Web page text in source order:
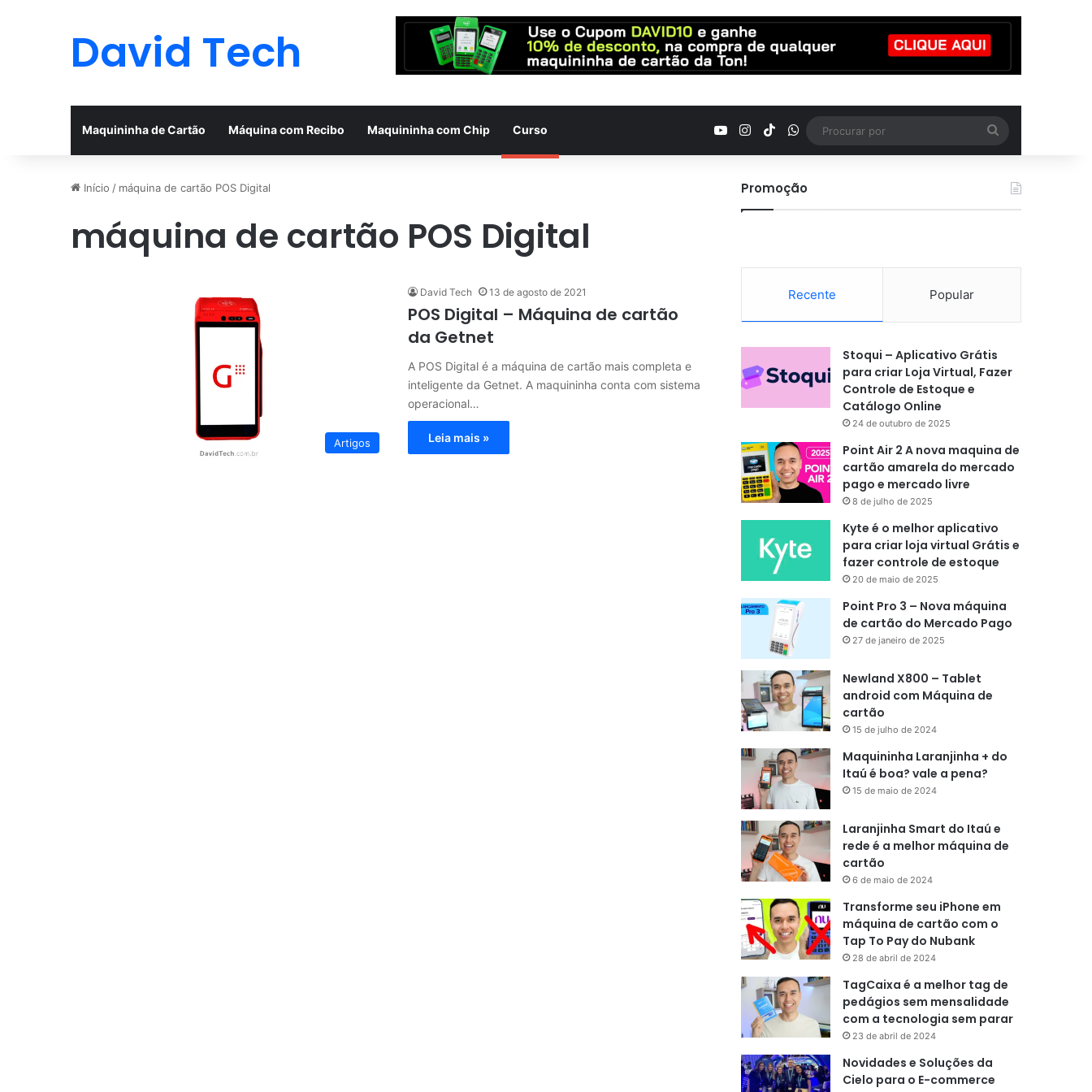
David Tech
Maquininha de Cartão Máquina com Recibo Maquininha com Chip Curso YouTubeInstagram
TikTokWhatsApp
por
Início / máquina de cartão POS Digital
máquina de cartão POS Digital
Artigos
David Tech 13 de agosto de 2021
POS Digital – Máquina de cartão
da Getnet
A POS Digital é a máquina de cartão mais completa e
inteligente da Getnet. A maquininha conta com sistema
operacional…
Leia mais »
Promoção
Recente Popular
Stoqui – Aplicativo Grátis
para criar Loja Virtual, Fazer
Controle de Estoque e
Catálogo Online
24 de outubro de 2025
Point Air 2 A nova maquina de
cartão amarela do mercado
pago e mercado livre
8 de julho de 2025
Kyte é o melhor aplicativo
para criar loja virtual Grátis e
fazer controle de estoque
20 de maio de 2025
Point Pro 3 – Nova máquina
de cartão do Mercado Pago
27 de janeiro de 2025
Newland X800 – Tablet
android com Máquina de
cartão
15 de julho de 2024
Maquininha Laranjinha + do
Itaú é boa? vale a pena?
15 de maio de 2024
Laranjinha Smart do Itaú e
rede é a melhor máquina de
cartão
6 de maio de 2024
Transforme seu iPhone em
máquina de cartão com o
Tap To Pay do Nubank
28 de abril de 2024
TagCaixa é a melhor tag de
pedágios sem mensalidade
com a tecnologia sem parar
23 de abril de 2024
Novidades e Soluções da
Cielo para o E-commerce